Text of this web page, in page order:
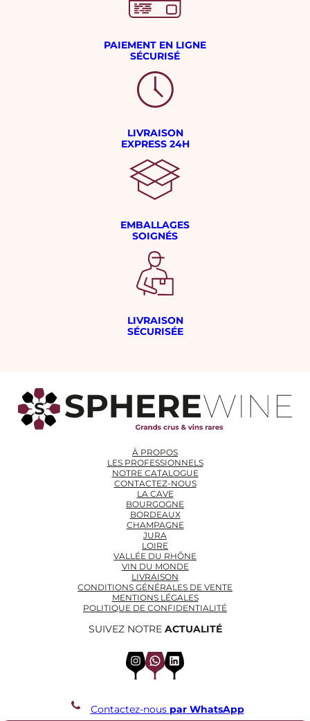
PAIEMENT EN LIGNE
SÉCURISÉ
LIVRAISON
EXPRESS 24H
EMBALLAGES
SOIGNÉS
LIVRAISON
SÉCURISÉE
À PROPOS
LES PROFESSIONNELS
NOTRE CATALOGUE
CONTACTEZ-NOUS
LA CAVE
BOURGOGNE
BORDEAUX
CHAMPAGNE
JURA
LOIRE
VALLÉE DU RHÔNE
VIN DU MONDE
LIVRAISON
CONDITIONS GÉNÉRALES DE VENTE
MENTIONS LÉGALES
POLITIQUE DE CONFIDENTIALITÉ
SUIVEZ NOTRE ACTUALITÉ
InstagramWhatsApp LinkedIn
Contactez-nous par WhatsApp